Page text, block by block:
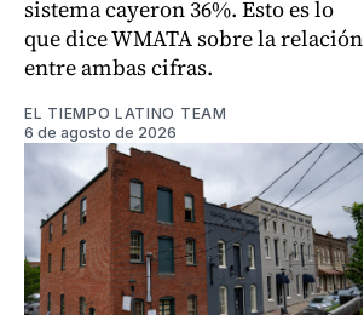
sistema cayeron 36%. Esto es lo
que dice WMATA sobre la relación
entre ambas cifras.
EL TIEMPO LATINO TEAM
6 de agosto de 2026